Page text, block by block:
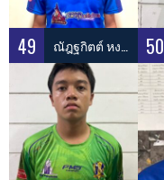
49 ณัฎฐกิตต์ หงษ์สระแก้ว 50